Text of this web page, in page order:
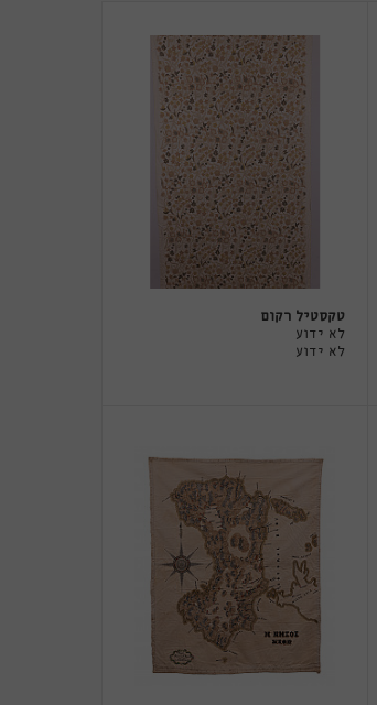
טקסטיל רקום
לא ידוע
לא ידוע